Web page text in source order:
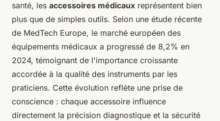
santé, les accessoires médicaux représentent bien
plus que de simples outils. Selon une étude récente
de MedTech Europe, le marché européen des
équipements médicaux a progressé de 8,2% en
2024, témoignant de l'importance croissante
accordée à la qualité des instruments par les
praticiens. Cette évolution reflète une prise de
conscience : chaque accessoire influence
directement la précision diagnostique et la sécurité